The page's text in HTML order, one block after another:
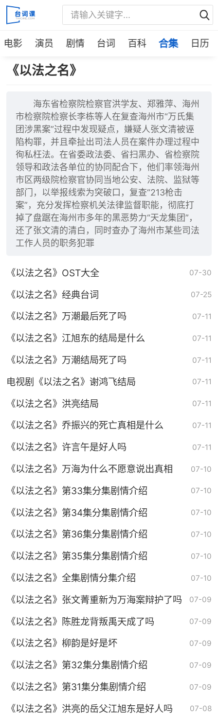
电影 演员 剧情 台词 百科 合集 日历
《以法之名》
海东省检察院检察官洪学友、郑雅萍、海州
市检察院检察长李栋等人在复查海州市“万氏集
团涉黑案”过程中发现疑点，嫌疑人张文清被诬
陷构罪，并且牵扯出司法人员在案件办理过程中
徇私枉法。在省委政法委、省扫黑办、省检察院
领导和政法各单位的协同配合下，他们率领海州
市区两级院检察官协同当地公安、法院、监狱等
部门，以举报线索为突破口，复查“213枪击
案”，充分发挥检察机关法律监督职能，彻底打
掉了盘踞在海州市多年的黑恶势力“天龙集团”，
还了张文清的清白，同时查办了海州市某些司法
工作人员的职务犯罪
《以法之名》OST大全 07-30
《以法之名》经典台词 07-25
《以法之名》万潮最后死了吗 07-11
《以法之名》江旭东的结局是什么 07-11
《以法之名》万潮结局死了吗 07-11
电视剧《以法之名》谢鸿飞结局 07-11
《以法之名》洪亮结局 07-11
《以法之名》乔振兴的死亡真相是什么 07-11
《以法之名》许言午是好人吗 07-11
《以法之名》万海为什么不愿意说出真相 07-10
《以法之名》第33集分集剧情介绍 07-10
《以法之名》第34集分集剧情介绍 07-10
《以法之名》第36集分集剧情介绍 07-10
《以法之名》第35集分集剧情介绍 07-10
《以法之名》全集剧情分集介绍 07-10
《以法之名》张文菁重新为万海案辩护了吗 07-09
《以法之名》陈胜龙背叛禹天成了吗 07-09
《以法之名》柳韵是好是坏 07-09
《以法之名》第32集分集剧情介绍 07-09
《以法之名》第31集分集剧情介绍 07-09
《以法之名》洪亮的岳父江旭东是好人吗 07-08